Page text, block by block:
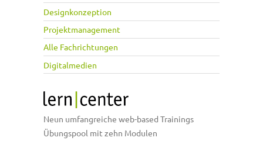
Designkonzeption
Projektmanagement
Alle Fachrichtungen
Digitalmedien
Neun umfangreiche web-based Trainings
Übungspool mit zehn Modulen